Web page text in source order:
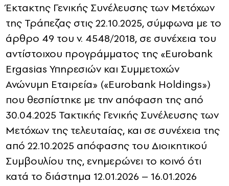
Έκτακτης Γενικής Συνέλευσης των Μετόχων
της Τράπεζας στις 22.10.2025, σύμφωνα με το
άρθρο 49 του ν. 4548/2018, σε συνέχεια του
αντίστοιχου προγράμματος της «Eurobank
Ergasias Υπηρεσιών και Συμμετοχών
Ανώνυμη Εταιρεία» («Eurobank Holdings»)
που θεσπίστηκε με την απόφαση της από
30.04.2025 Τακτικής Γενικής Συνέλευσης των
Μετόχων της τελευταίας, και σε συνέχεια της
από 22.10.2025 απόφασης του Διοικητικού
Συμβουλίου της, ενημερώνει το κοινό ότι
κατά το διάστημα 12.01.2026 – 16.01.2026